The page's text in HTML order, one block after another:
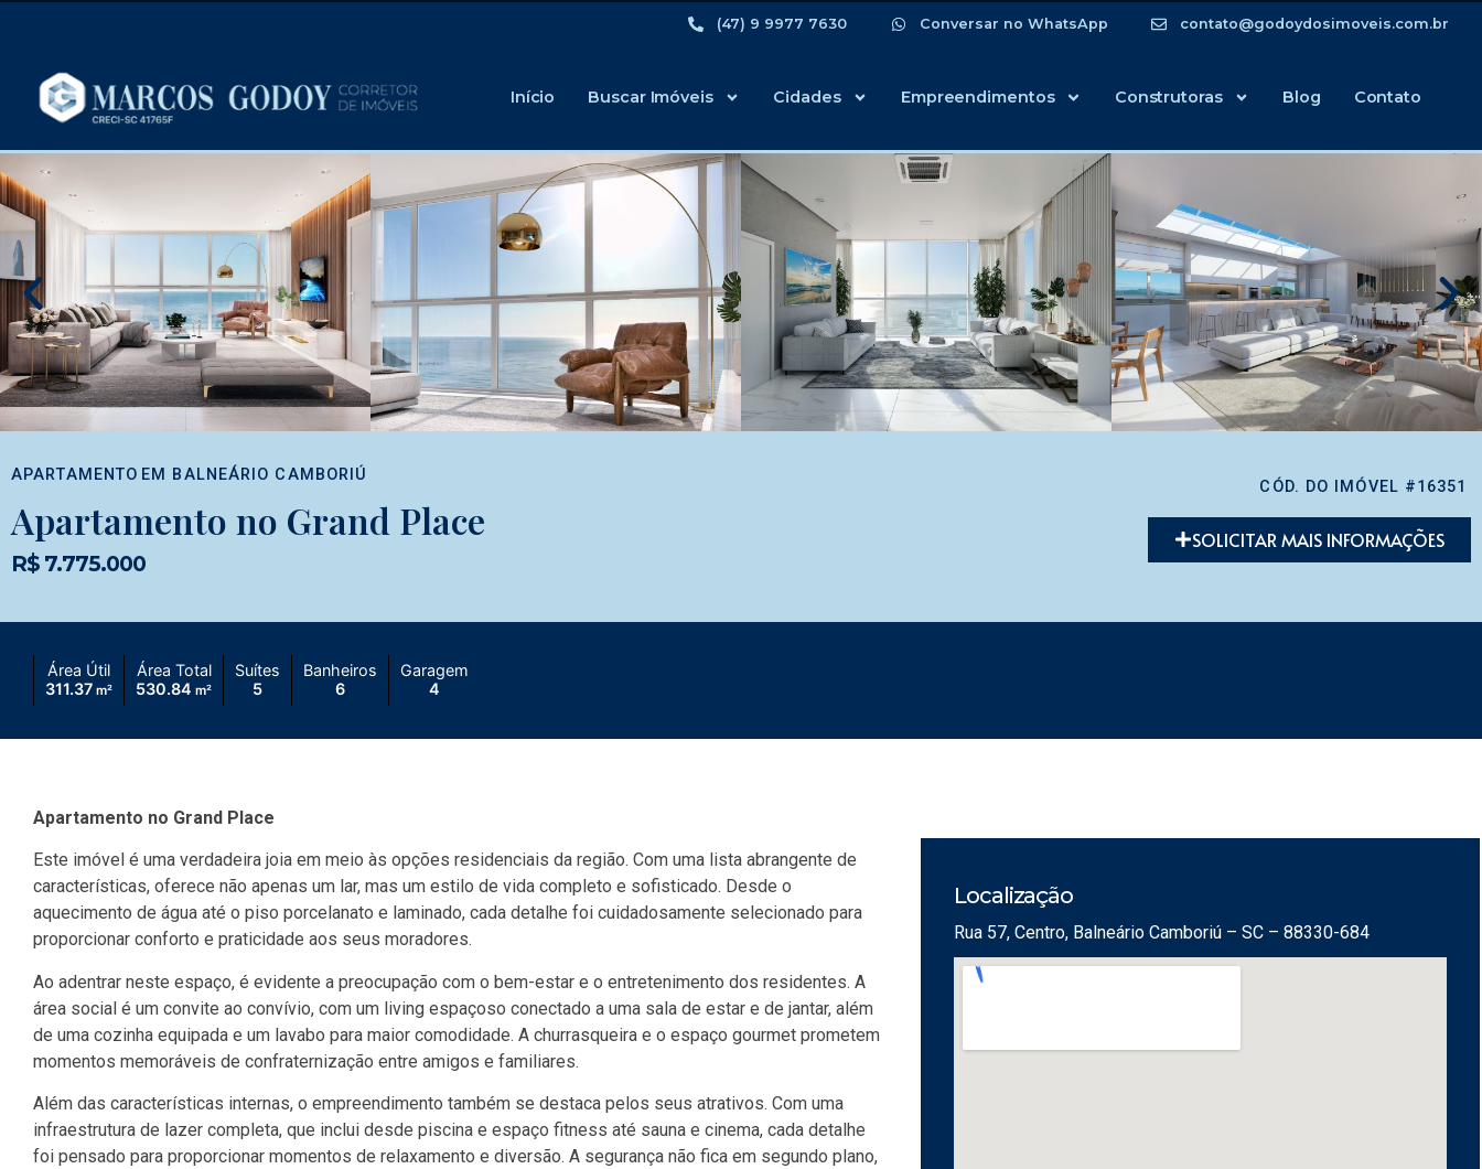
(47) 9 9977 7630 Conversar no WhatsApp contato@godoydosimoveis.com.br
Início Buscar Imóveis Cidades Empreendimentos Construtoras Blog Contato
APARTAMENTO EM BALNEÁRIO CAMBORIÚ
Apartamento no Grand Place
R$ 7.775.000
CÓD. DO IMÓVEL #16351
SOLICITAR MAIS INFORMAÇÕES
Área Útil
311.37 m²
Área Total
530.84 m²
Suítes
5
Banheiros
6
Garagem
4
Apartamento no Grand Place
Este imóvel é uma verdadeira joia em meio às opções residenciais da região. Com uma lista abrangente de
características, oferece não apenas um lar, mas um estilo de vida completo e sofisticado. Desde o
aquecimento de água até o piso porcelanato e laminado, cada detalhe foi cuidadosamente selecionado para
proporcionar conforto e praticidade aos seus moradores.
Ao adentrar neste espaço, é evidente a preocupação com o bem-estar e o entretenimento dos residentes. A
área social é um convite ao convívio, com um living espaçoso conectado a uma sala de estar e de jantar, além
de uma cozinha equipada e um lavabo para maior comodidade. A churrasqueira e o espaço gourmet prometem
momentos memoráveis de confraternização entre amigos e familiares.
Além das características internas, o empreendimento também se destaca pelos seus atrativos. Com uma
infraestrutura de lazer completa, que inclui desde piscina e espaço fitness até sauna e cinema, cada detalhe
foi pensado para proporcionar momentos de relaxamento e diversão. A segurança não fica em segundo plano,
Localização
Rua 57, Centro, Balneário Camboriú – SC – 88330-684